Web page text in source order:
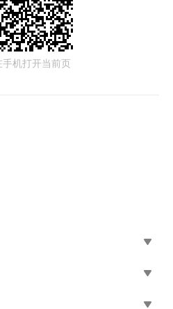
手机打开当前页